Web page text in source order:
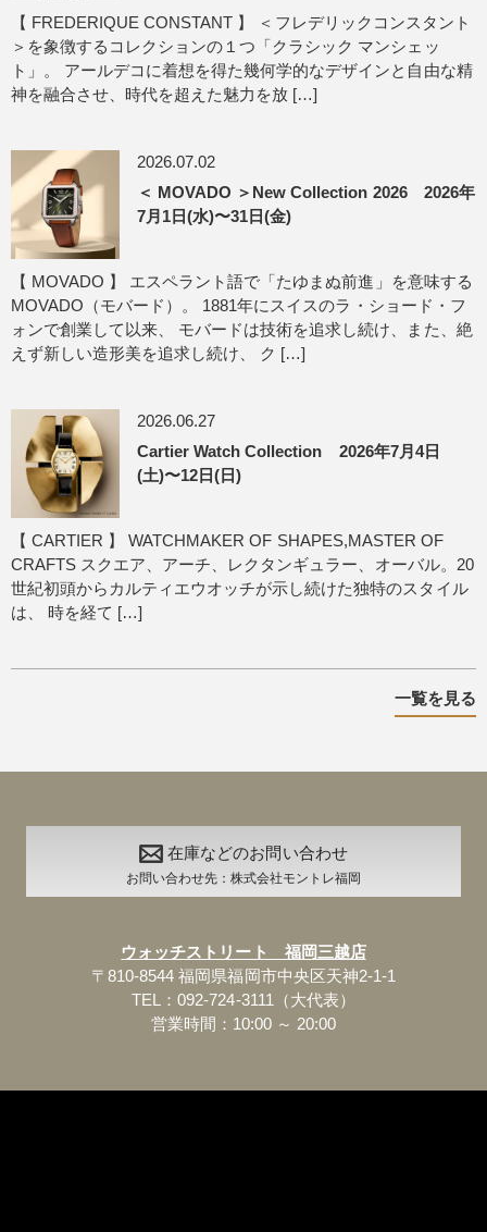
【 FREDERIQUE CONSTANT 】 ＜フレデリックコンスタント
＞を象徴するコレクションの１つ「クラシック マンシェッ
ト」。 アールデコに着想を得た幾何学的なデザインと自由な精
神を融合させ、時代を超えた魅力を放 […]
2026.07.02
＜ MOVADO ＞New Collection 2026 2026年
7月1日(水)〜31日(金)
【 MOVADO 】 エスペラント語で「たゆまぬ前進」を意味する
MOVADO（モバード）。 1881年にスイスのラ・ショード・フ
ォンで創業して以来、 モバードは技術を追求し続け、また、絶
えず新しい造形美を追求し続け、 ク […]
2026.06.27
Cartier Watch Collection 2026年7月4日
(土)〜12日(日)
【 CARTIER 】 WATCHMAKER OF SHAPES,MASTER OF
CRAFTS スクエア、アーチ、レクタンギュラー、オーバル。20
世紀初頭からカルティエウオッチが示し続けた独特のスタイル
は、 時を経て […]
一覧を見る
在庫などのお問い合わせ
お問い合わせ先：株式会社モントレ福岡
ウォッチストリート 福岡三越店
〒810-8544 福岡県福岡市中央区天神2-1-1
TEL：092-724-3111（大代表）
営業時間：10:00 ～ 20:00